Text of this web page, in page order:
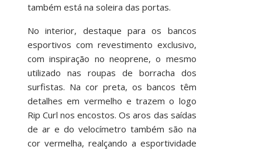
também está na soleira das portas.
No interior, destaque para os bancos
esportivos com revestimento exclusivo,
com inspiração no neoprene, o mesmo
utilizado nas roupas de borracha dos
surfistas. Na cor preta, os bancos têm
detalhes em vermelho e trazem o logo
Rip Curl nos encostos. Os aros das saídas
de ar e do velocímetro também são na
cor vermelha, realçando a esportividade